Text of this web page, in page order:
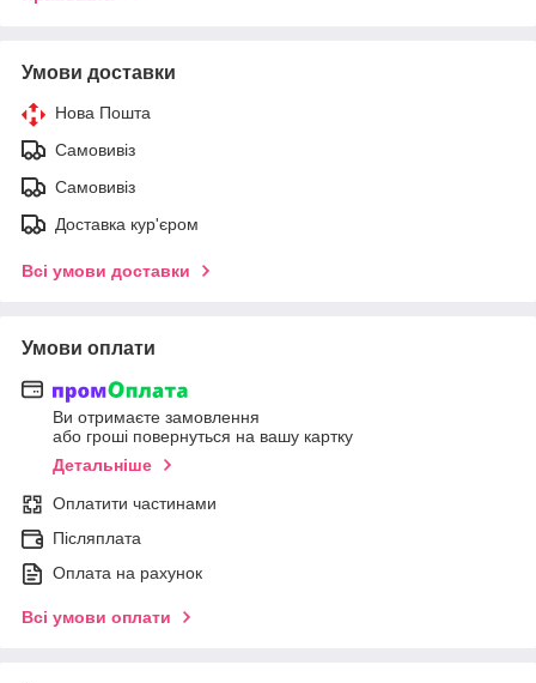
Умови доставки
Нова Пошта
Самовивіз
Самовивіз
Доставка кур'єром
Всі умови доставки
Умови оплати
Ви отримаєте замовлення
або гроші повернуться на вашу картку
Детальніше
Оплатити частинами
Післяплата
Оплата на рахунок
Всі умови оплати